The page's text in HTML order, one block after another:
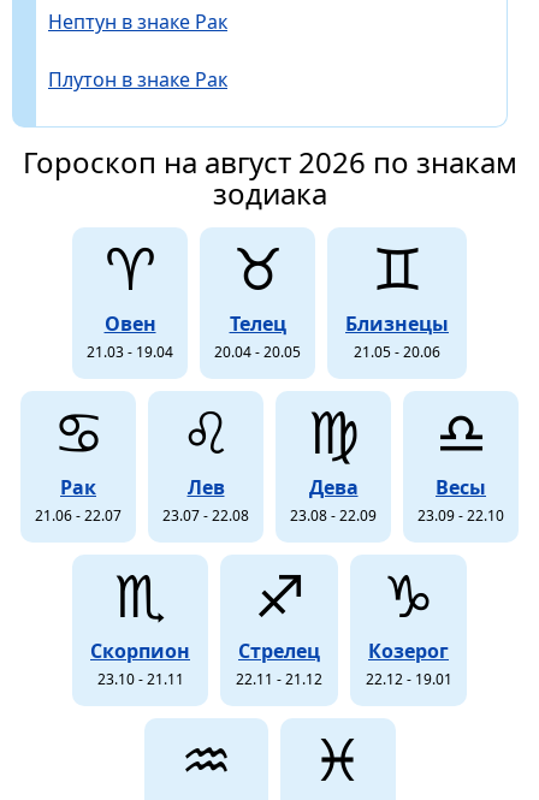
Нептун в знаке Рак
Плутон в знаке Рак
Гороскоп на август 2026 по знакам
зодиака
♈
Овен
21.03 - 19.04
♉
Телец
20.04 - 20.05
♊
Близнецы
21.05 - 20.06
♋
Рак
21.06 - 22.07
♌
Лев
23.07 - 22.08
♍
Дева
23.08 - 22.09
♎
Весы
23.09 - 22.10
♏
Скорпион
23.10 - 21.11
♐
Стрелец
22.11 - 21.12
♑
Козерог
22.12 - 19.01
♒ ♓